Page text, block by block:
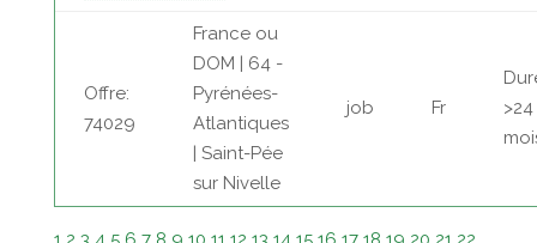
Offre:
74029
France ou
DOM | 64 -
Pyrénées-
Atlantiques
| Saint-Pée
sur Nivelle
job Fr
>24